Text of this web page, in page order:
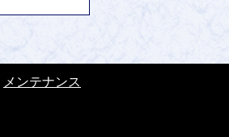
メンテナンス